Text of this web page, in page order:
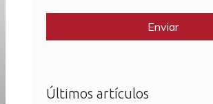
l
Últimos artículos